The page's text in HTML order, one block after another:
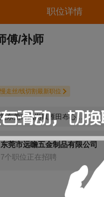
职位详情
傅/补师
走丝/线切割最新职位
广东东莞东莞市凤岗镇雁田布心工业区高信工业园B栋
东莞市远瞻五金制品有限公司
7个职位正在招聘